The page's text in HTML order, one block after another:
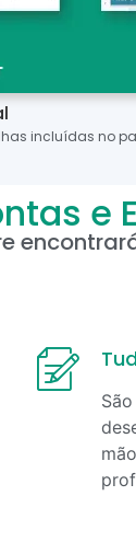
incluídas no
e